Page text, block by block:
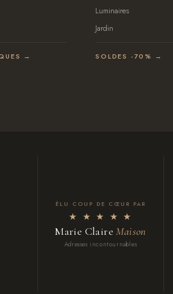
→
Luminaires
Jardin
SOLDES -70% →
ÉLU COUP DE CŒUR PAR
★ ★ ★ ★ ★
Marie ClaireMaison
Adresses incontournables